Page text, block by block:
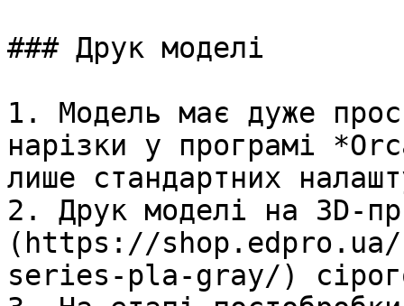
### Друк моделі
1. Модель має дуже
нарізки у програмі
лише стандартних
2. Друк моделі на 3D-
(https://
series-pla-gray/)